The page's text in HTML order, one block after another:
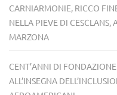
CARNIARMONIE, RICCO
NELLA PIEVE DI CESCLANS,
MARZONA
CENT’ANNI DI
ALL’INSEGNA